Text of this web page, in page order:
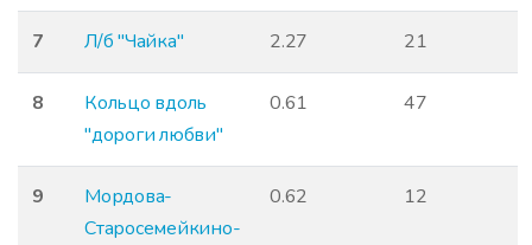
7 Л/б "Чайка" 2.27 21
8
Кольцо вдоль
"дороги любви"
0.61 47
9
Мордова-
Старосемейкино-
0.62 12